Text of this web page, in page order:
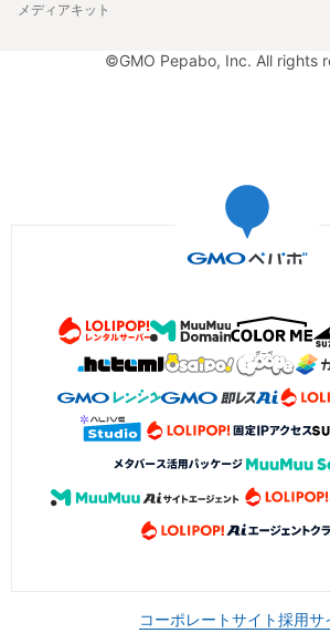
メディアキット
©GMO Pepabo, Inc. All rights
コーポレートサイト採用サ